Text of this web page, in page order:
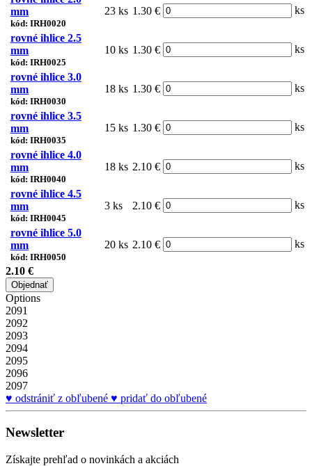
mm
kód: IRH0020
23 ks 1.30 € ks
rovné ihlice 2.5
mm
kód: IRH0025
10 ks 1.30 € ks
rovné ihlice 3.0
mm
kód: IRH0030
18 ks 1.30 € ks
rovné ihlice 3.5
mm
kód: IRH0035
15 ks 1.30 € ks
rovné ihlice 4.0
mm
kód: IRH0040
18 ks 2.10 € ks
rovné ihlice 4.5
mm
kód: IRH0045
3 ks 2.10 € ks
rovné ihlice 5.0
mm
kód: IRH0050
20 ks 2.10 € ks
2.10 €
Objednať
Options
2091
2092
2093
2094
2095
2096
2097
odstrániť z obľubené
pridať do obľubené
Newsletter
Získajte prehľad o novinkách a akciách